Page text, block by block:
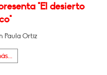
"El desierto
Paula Ortiz